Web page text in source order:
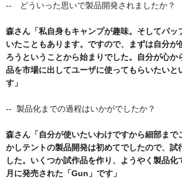
-- どういった思いで製品開発されましたか？
森さん「私自身もキャンプが趣味。そしてパッ
いたこともあります。ですので、まずは自分が
ろうということから始まりでした。自分が心か
品を市場に出してユーザに使ってもらいたいと
す」
-- 製品化までの過程はいかがでしたか？
森さん「自分が使いたいわけですから細部まで
かしテントの製品開発は初めてでしたので、試
した。いくつか試作品を作り、ようやく製品化
月に発売された「Gun」です」